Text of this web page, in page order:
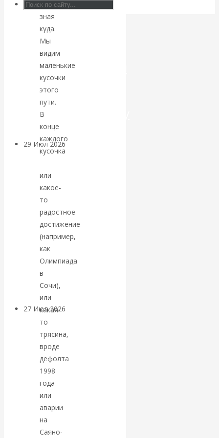
Искусственный
интеллект —
революционный
переход к
посткапитализму
29 Июл 2026Мировая
финансовая олигархия
Валентин
Катасонов.
«Мировые
ростовщики»:
вчера и сегодня
27 Июл 2026
валютная система
Валентин
КАтасонов.
«МЕТОД
ОТМЫВАНИЯ
не
зная
куда.
Мы
видим
маленькие
кусочки
этого
пути.
В
конце
каждого
кусочка
—
или
какое-
то
радостное
достижение
(например,
как
Олимпиада
в
Сочи),
или
какая-
то
трясина,
вроде
дефолта
1998
года
или
аварии
на
Саяно-